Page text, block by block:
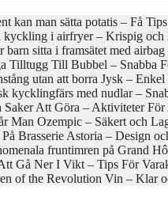
kan man sätta potatis – Få
kyckling i airfryer – Krispig och
barn sitta i framsätet med
Tilltugg Till Bubbel – Snabba
utan att borra Jysk –
kycklingfärs med nudlar –
Saker Att Göra – Aktiviteter För
Man Ozempic – Säkert och
Brasserie Astoria – Design
fruntimren på Grand
Gå Ner I Vikt – Tips För
of the Revolution Vin – Klar